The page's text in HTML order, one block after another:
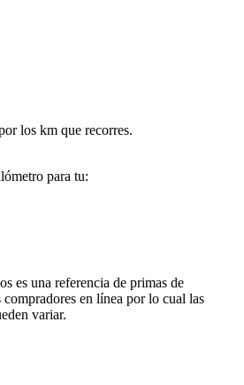
los km que recorres.
para tu:
es una referencia de primas de
en línea por lo cual las
variar.